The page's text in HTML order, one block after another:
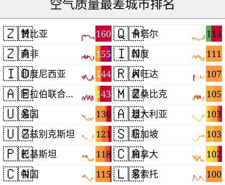
空气质量最差城市排名
🇿🇲 160
赞比亚
🇿🇦 155
南非
🇮🇩 144
印度尼西亚
🇦🇪 143
阿拉伯联合酋长国
🇺🇸 130
美国
🇺🇿 121
乌兹别克斯坦
🇵🇰 118
巴基斯坦
🇨🇳 115
中国
🇶🇦 113
卡塔尔
🇮🇳 111
印度
🇷🇼 107
卢旺达
🇲🇿 105
莫桑比克
🇦🇺 103
澳大利亚
🇸🇬 103
新加坡
🇨🇦 102
加拿大
🇱🇸 100
莱索托